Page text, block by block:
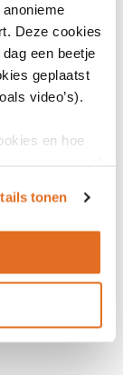
Deze cookies
een beetje
geplaatst
video’s).
en hoe
tonen